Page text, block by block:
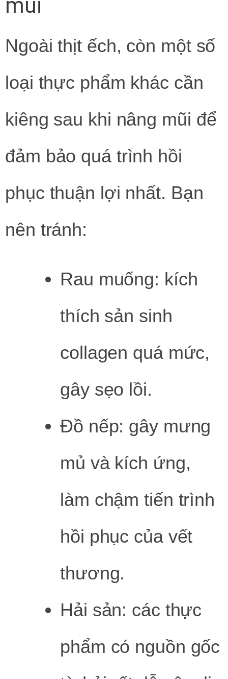
mũi
Ngoài thịt ếch, còn một số
loại thực phẩm khác cần
kiêng sau khi nâng mũi để
đảm bảo quá trình hồi
phục thuận lợi nhất. Bạn
nên tránh:
Rau muống: kích
thích sản sinh
collagen quá mức,
gây sẹo lồi.
Đồ nếp: gây mưng
mủ và kích ứng,
làm chậm tiến trình
hồi phục của vết
thương.
Hải sản: các thực
phẩm có nguồn gốc